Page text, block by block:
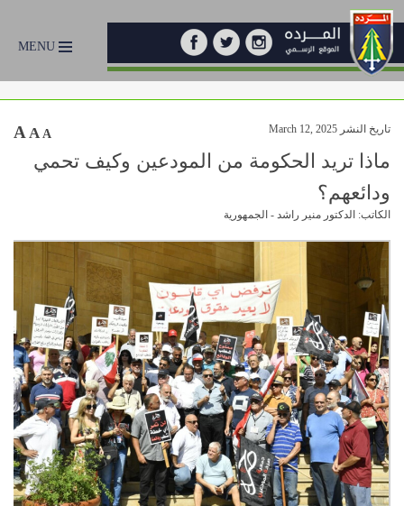
MENU
تاريخ النشر March 12, 2025 A A A
ماذا تريد الحكومة من المودعين وكيف تحمي
ودائعهم؟
الكاتب: الدكتور منير راشد - الجمهورية